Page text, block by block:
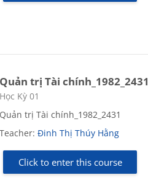
Quản trị Tài chính_1982_2431
Course category
Học Kỳ 01
Quản trị Tài chính_1982_2431
Teacher:Đinh Thị Thúy Hằng
Click to enter this course